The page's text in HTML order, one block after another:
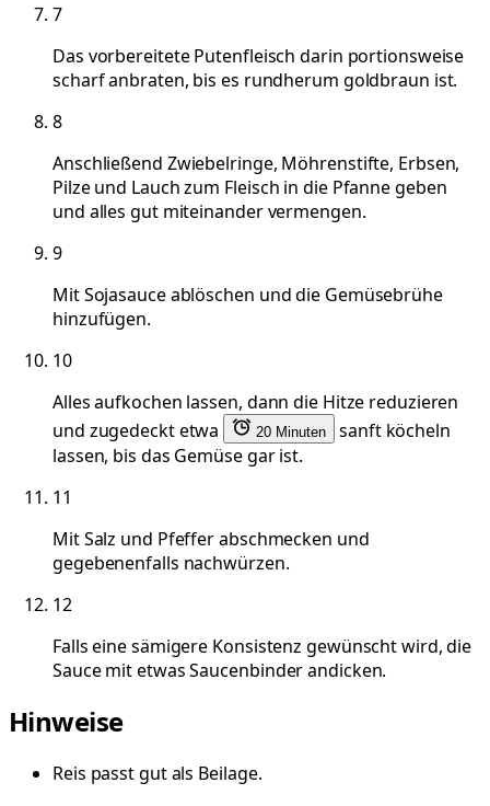
7
Das vorbereitete Putenfleisch darin portionsweise
scharf anbraten, bis es rundherum goldbraun ist.
8
Anschließend Zwiebelringe, Möhrenstifte, Erbsen,
Pilze und Lauch zum Fleisch in die Pfanne geben
und alles gut miteinander vermengen.
9
Mit Sojasauce ablöschen und die Gemüsebrühe
hinzufügen.
10
Alles aufkochen lassen, dann die Hitze reduzieren
und zugedeckt etwa
20 Minuten
sanft köcheln
lassen, bis das Gemüse gar ist.
11
Mit Salz und Pfeffer abschmecken und
gegebenenfalls nachwürzen.
12
Falls eine sämigere Konsistenz gewünscht wird, die
Sauce mit etwas Saucenbinder andicken.
Hinweise
Reis passt gut als Beilage.